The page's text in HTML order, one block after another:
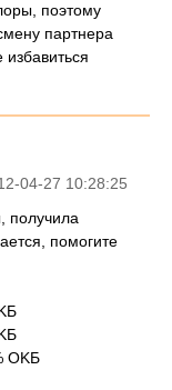
поэтому
партнера
04-27 10:28:25
получила
помогите
OKБ